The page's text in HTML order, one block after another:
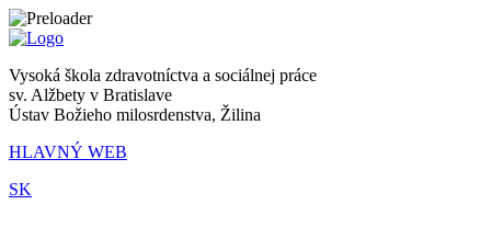
Vysoká škola zdravotníctva a sociálnej práce
sv. Alžbety v Bratislave
Ústav Božieho milosrdenstva, Žilina
HLAVNÝ WEB
SK